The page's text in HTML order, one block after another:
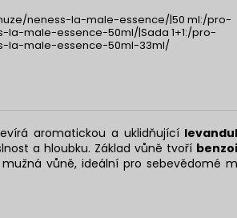
neness-la-male-essence/|50 ml:/pro-
la-male-essence-50ml/|Sada 1+1:/pro-
la-male-essence-50ml-33ml/
aromatickou a uklidňující
a hloubku. Základ vůně tvoří
vůně, ideální pro sebevědomé